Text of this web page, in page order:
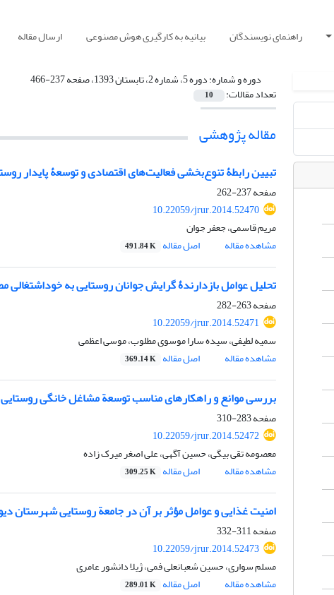
راهنمای نویسندگان بیانیه به کارگیری هوش مصنوعی ارسال مقاله
دوره و شماره:دوره 5، شماره 2، تابستان 1393، صفحه 237-466
تعداد مقالات: 10
مقاله پژوهشی
تبیین رابطۀ تنوع‌بخشی فعالیت‌های اقتصادی و توسعۀ پایدار
صفحه237-262
10.22059/jrur.2014.52470
مریم قاسمی، جعفر جوان
مشاهده مقاله
اصل مقاله 491.84 K
تحلیل عوامل بازدارندۀ گرایش جوانان روستایی به
صفحه263-282
10.22059/jrur.2014.52471
سمیه لطیفی، سیده سارا موسوی مطلوب، موسی اعظمی
مشاهده مقاله
اصل مقاله 369.14 K
بررسی موانع و راهکارهای مناسب توسعة مشاغل خانگی
صفحه283-310
10.22059/jrur.2014.52472
معصومه تقی بیگی، حسین آگهی، علی اصغر میرک زاده
مشاهده مقاله
اصل مقاله 309.25 K
امنیت غذایی و عوامل مؤثر بر آن در جامعة روستایی شهرستان
صفحه311-332
10.22059/jrur.2014.52473
مسلم سواری، حسین شعبانعلی فمی، ژیلا دانشور عامری
مشاهده مقاله
اصل مقاله 289.01 K